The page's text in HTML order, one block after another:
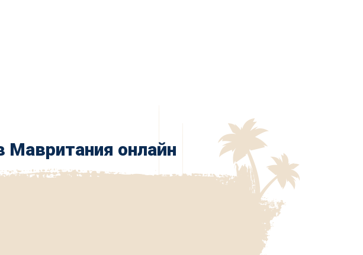
Мавритания онлайн